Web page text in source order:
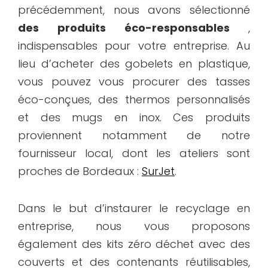
précédemment, nous avons sélectionné
des produits éco-responsables ,
indispensables pour votre entreprise. Au
lieu d’acheter des gobelets en plastique,
vous pouvez vous procurer des tasses
éco-conçues, des thermos personnalisés
et des mugs en inox. Ces produits
proviennent notamment de notre
fournisseur local, dont les ateliers sont
proches de Bordeaux : SurJet.
Dans le but d’instaurer le recyclage en
entreprise, nous vous proposons
également des kits zéro déchet avec des
couverts et des contenants réutilisables,